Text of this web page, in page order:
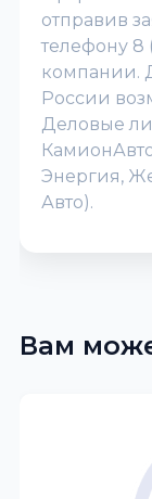
отправив
телефону 8
компании.
России
Деловые
Энергия,
Авто).
Вам